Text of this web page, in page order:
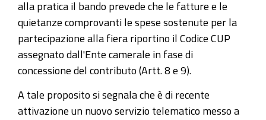
alla pratica il bando prevede che le fatture e le
quietanze comprovanti le spese sostenute per la
partecipazione alla fiera riportino il Codice CUP
assegnato dall'Ente camerale in fase di
concessione del contributo (Artt. 8 e 9).
A tale proposito si segnala che è di recente
attivazione un nuovo servizio telematico messo a